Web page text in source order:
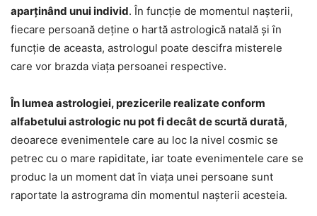
aparținând unui individ. În funcție de momentul nașterii,
fiecare persoană deține o hartă astrologică natală și în
funcție de aceasta, astrologul poate descifra misterele
care vor brazda viața persoanei respective.
În lumea astrologiei, prezicerile realizate conform
alfabetului astrologic nu pot fi decât de scurtă durată,
deoarece evenimentele care au loc la nivel cosmic se
petrec cu o mare rapiditate, iar toate evenimentele care se
produc la un moment dat în viața unei persoane sunt
raportate la astrograma din momentul nașterii acesteia.